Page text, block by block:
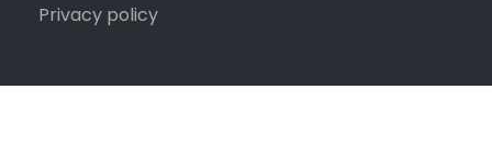
Privacy policy